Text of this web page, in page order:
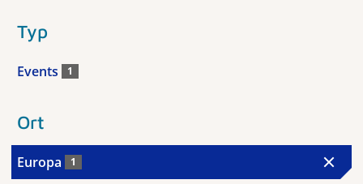
Typ
Events 1
Ort
Europa 1